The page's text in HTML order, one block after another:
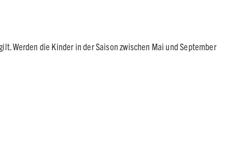
Werden die Kinder in der Saison zwischen Mai und September